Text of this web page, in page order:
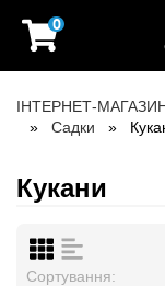
0
ІНТЕРНЕТ-
Садки
Кукани
Сортування: